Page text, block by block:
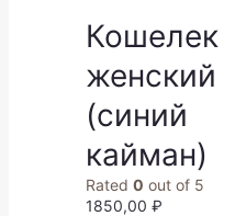
Кошелек
женский
(синий
кайман)
Rated 0 out of 5
1850,00 ₽